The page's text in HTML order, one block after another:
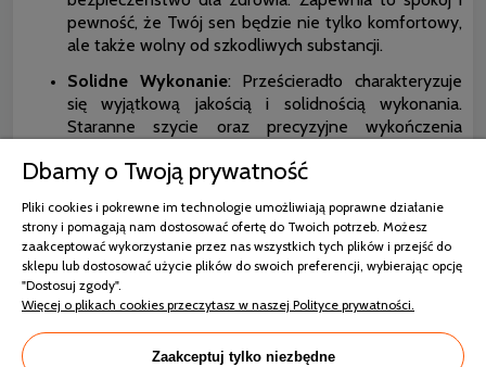
pewność, że Twój sen będzie nie tylko komfortowy,
ale także wolny od szkodliwych substancji.
Solidne Wykonanie: Prześcieradło charakteryzuje
się wyjątkową jakością i solidnością wykonania.
Staranne szycie oraz precyzyjne wykończenia
Dzięki temu możesz cieszyć się jego użytkowaniem
Uniwersalne Zastosowanie: Dzięki swoim
właściwościom oraz solidnemu wykonaniu,
prześcieradło Jersey z Gumką doskonale sprawdzi się
w każdej sypialni. Jest idealnym dodatkiem do
Dbamy o Twoją prywatność
Pliki cookies i pokrewne im technologie umożliwiają poprawne działanie
strony i pomagają nam dostosować ofertę do Twoich potrzeb. Możesz
zaakceptować wykorzystanie przez nas wszystkich tych plików i przejść do
sklepu lub dostosować użycie plików do swoich preferencji, wybierając opcję
"Dostosuj zgody".
Więcej o plikach cookies przeczytasz w naszej Polityce prywatności.
Zaakceptuj tylko niezbędne